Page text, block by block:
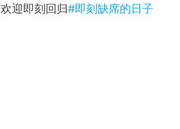
迎即刻回归#即刻缺席的日子